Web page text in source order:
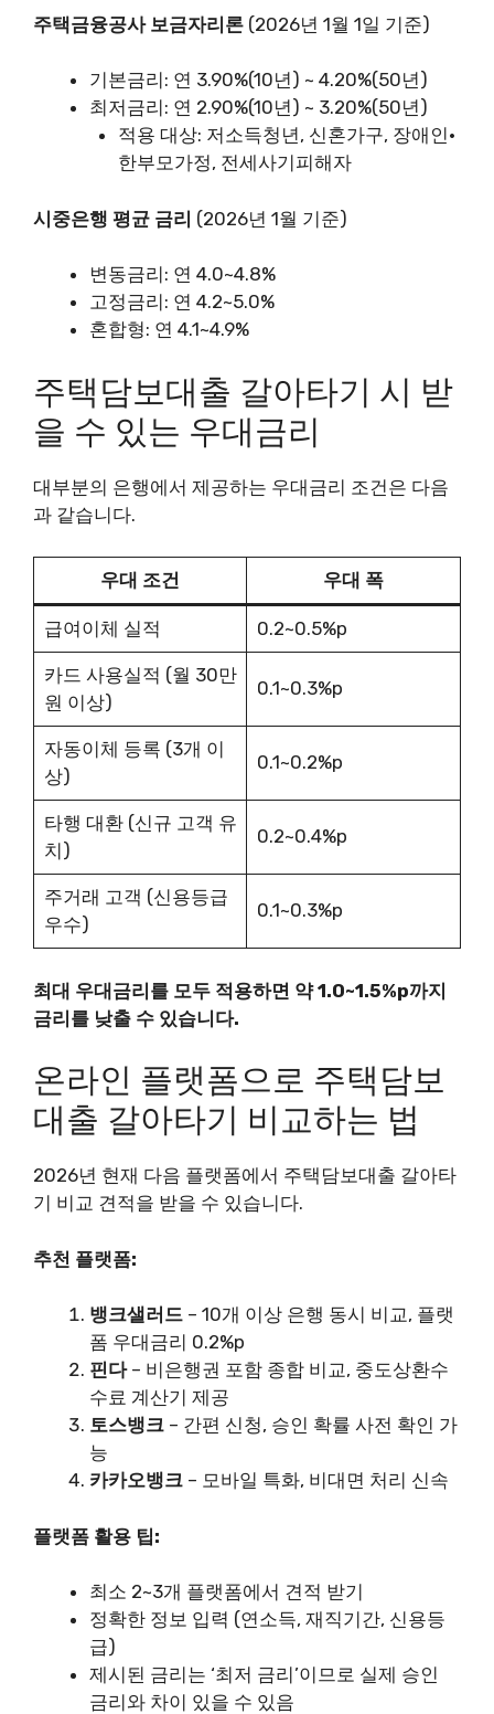
주택금융공사 보금자리론 (2026년 1월 1일 기준)
기본금리: 연 3.90%(10년) ~ 4.20%(50년)
최저금리: 연 2.90%(10년) ~ 3.20%(50년)
적용 대상: 저소득청년, 신혼가구, 장애인·
한부모가정, 전세사기피해자
시중은행 평균 금리 (2026년 1월 기준)
변동금리: 연 4.0~4.8%
고정금리: 연 4.2~5.0%
혼합형: 연 4.1~4.9%
주택담보대출 갈아타기 시 받
을 수 있는 우대금리
대부분의 은행에서 제공하는 우대금리 조건은 다음
과 같습니다.
우대 조건 우대 폭
급여이체 실적 0.2~0.5%p
카드 사용실적 (월 30만
원 이상)
0.1~0.3%p
자동이체 등록 (3개 이
상)
0.1~0.2%p
타행 대환 (신규 고객 유
치)
0.2~0.4%p
주거래 고객 (신용등급
우수)
0.1~0.3%p
최대 우대금리를 모두 적용하면 약 1.0~1.5%p까지
금리를 낮출 수 있습니다.
온라인 플랫폼으로 주택담보
대출 갈아타기 비교하는 법
2026년 현재 다음 플랫폼에서 주택담보대출 갈아타
기 비교 견적을 받을 수 있습니다.
추천 플랫폼:
뱅크샐러드 – 10개 이상 은행 동시 비교, 플랫
폼 우대금리 0.2%p
핀다– 비은행권 포함 종합 비교, 중도상환수
수료 계산기 제공
토스뱅크 – 간편 신청, 승인 확률 사전 확인 가
능
카카오뱅크 – 모바일 특화, 비대면 처리 신속
플랫폼 활용 팁:
최소 2~3개 플랫폼에서 견적 받기
정확한 정보 입력 (연소득, 재직기간, 신용등
급)
제시된 금리는 ‘최저 금리’이므로 실제 승인
금리와 차이 있을 수 있음